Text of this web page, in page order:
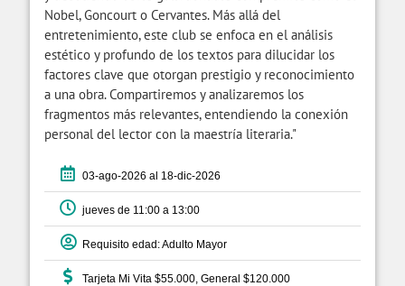
Nobel, Goncourt o Cervantes. Más allá del
entretenimiento, este club se enfoca en el análisis
estético y profundo de los textos para dilucidar los
factores clave que otorgan prestigio y reconocimiento
a una obra. Compartiremos y analizaremos los
fragmentos más relevantes, entendiendo la conexión
personal del lector con la maestría literaria."
03-ago-2026 al 18-dic-2026
jueves de 11:00 a 13:00
Requisito edad: Adulto Mayor
Tarjeta Mi Vita $55.000, General $120.000